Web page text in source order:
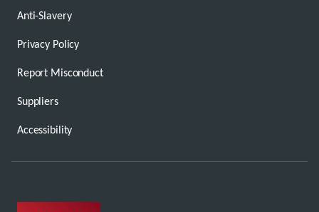
Anti-Slavery
Privacy Policy
Report Misconduct
Suppliers
Accessibility